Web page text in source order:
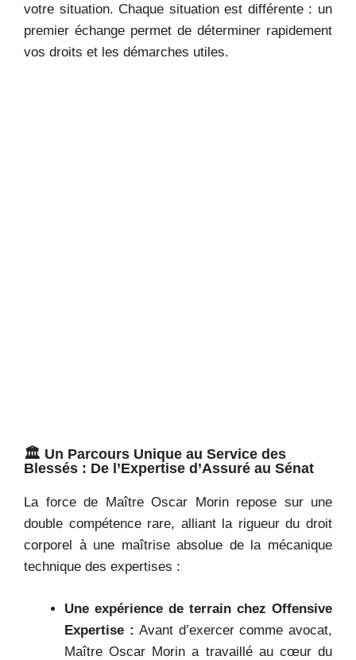
votre situation. Chaque situation est différente : un
premier échange permet de déterminer rapidement
vos droits et les démarches utiles.
🏛️ Un Parcours Unique au Service des
Blessés : De l’Expertise d’Assuré au Sénat
La force de Maître Oscar Morin repose sur une
double compétence rare, alliant la rigueur du droit
corporel à une maîtrise absolue de la mécanique
technique des expertises :
Une expérience de terrain chez Offensive
Expertise : Avant d’exercer comme avocat,
Maître Oscar Morin a travaillé au cœur du